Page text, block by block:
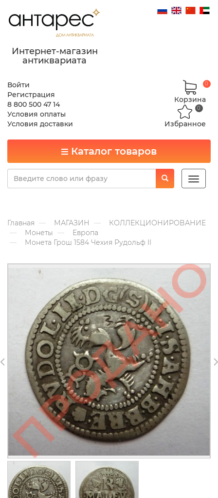
Интернет-магазин
антиквариата
Войти
Регистрация
8 800 500 47 14
Условия оплаты
Условия доставки
Корзина
0
Избранное
0
Каталог товаров
Toggle
Главная МАГАЗИН
КОЛЛЕКЦИОНИРОВАНИЕ
Монеты
Европа
Монета Грош 1584 Чехия Рудольф II